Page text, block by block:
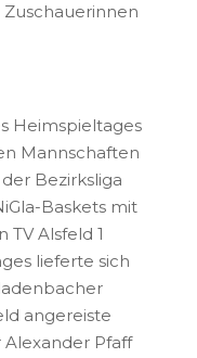
Heimspieltages
Mannschaften
Bezirksliga
Baskets mit
Alsfeld 1
lieferte sich
angereiste
Alexander Pfaff